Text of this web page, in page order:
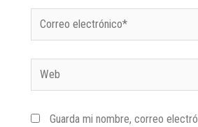
Guarda mi nombre, correo